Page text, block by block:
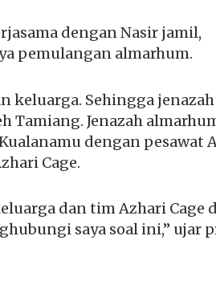
dengan Nasir jamil,
pemulangan almarhum.
keluarga. Sehingga jenazah
Tamiang. Jenazah
dengan pesawat
Cage.
dan tim Azhari Cage
saya soal ini,” ujar